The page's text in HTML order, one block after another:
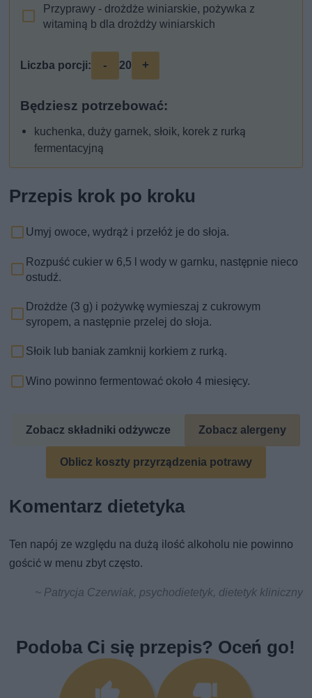
Przyprawy - drożdże winiarskie, pożywka z
witaminą b dla drożdży winiarskich
Liczba porcji: - 20 +
Będziesz potrzebować:
kuchenka, duży garnek, słoik, korek z rurką
fermentacyjną
Przepis krok po kroku
Umyj owoce, wydrąż i przełóż je do słoja.
Rozpuść cukier w 6,5 l wody w garnku, następnie nieco
ostudź.
Drożdże (3 g) i pożywkę wymieszaj z cukrowym
syropem, a następnie przelej do słoja.
Słoik lub baniak zamknij korkiem z rurką.
Wino powinno fermentować około 4 miesięcy.
Zobacz składniki odżywcze Zobacz alergeny
Oblicz koszty przyrządzenia potrawy
Komentarz dietetyka
Ten napój ze względu na dużą ilość alkoholu nie powinno
gościć w menu zbyt często.
~ Patrycja Czerwiak, psychodietetyk, dietetyk kliniczny
Podoba Ci się przepis? Oceń go!